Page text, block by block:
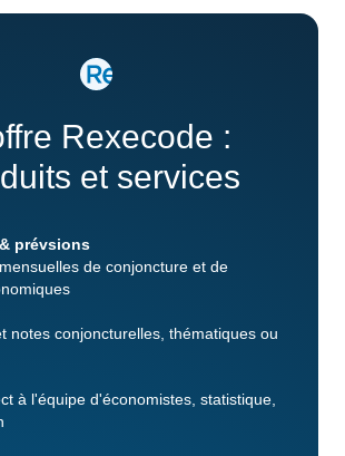
Rexecode :
et services
prévsions
de conjoncture et de
notes conjoncturelles, thématiques ou
à l'équipe d'économistes, statistique,